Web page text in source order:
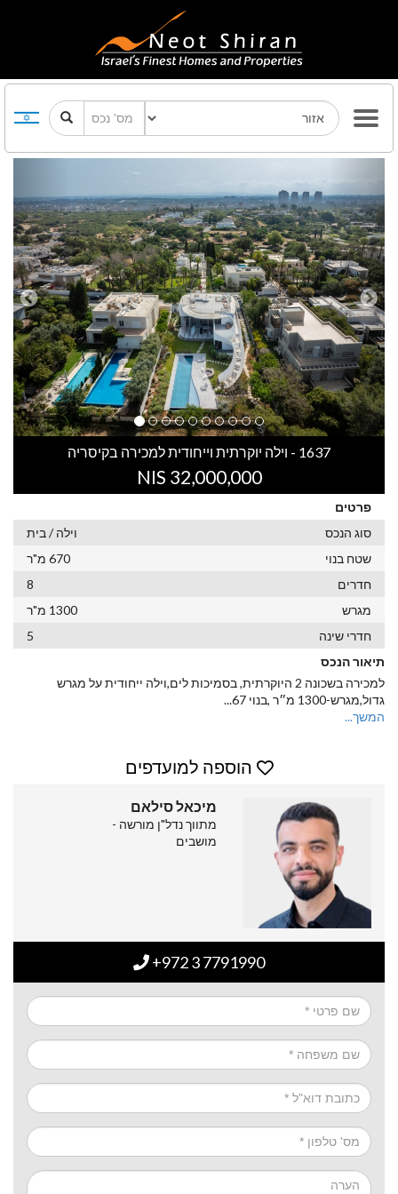
Previous Next
1637 - וילה יוקרתית וייחודית למכירה בקיסריה
32,000,000 NIS
פרטים
סוג הנכס
וילה / בית
שטח בנוי
670 מ"ר
חדרים
8
מגרש
1300 מ"ר
חדרי שינה
5
תיאור הנכס
למכירה בשכונה 2 היוקרתית, בסמיכות לים,וילה ייחודית על מגרש
גדול,מגרש-1300 מ״ר ,בנוי 67
...
המשך...
הוספה למועדפים
מיכאל סילאם
מתווך נדל"ן מורשה -
מושבים
+972 3 7791990